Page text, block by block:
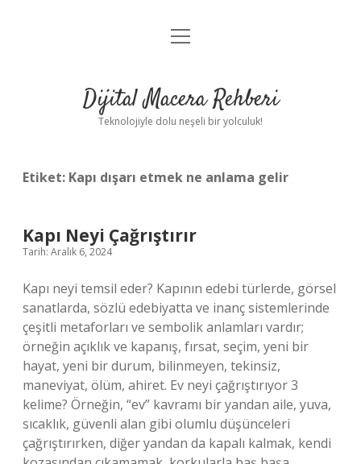
Anasayfa
Yasal Uyarı
menüyü
Dijital Macera Rehberi
Teknolojiyle dolu neşeli bir yolculuk!
Etiket: Kapı dışarı etmek ne anlama gelir
Kapı Neyi Çağrıştırır
Tarih: Aralık 6, 2024
Kapı neyi temsil eder? Kapının edebi türlerde, görsel
sanatlarda, sözlü edebiyatta ve inanç sistemlerinde
çeşitli metaforları ve sembolik anlamları vardır;
örneğin açıklık ve kapanış, fırsat, seçim, yeni bir
hayat, yeni bir durum, bilinmeyen, tekinsiz,
maneviyat, ölüm, ahiret. Ev neyi çağrıştırıyor 3
kelime? Örneğin, “ev” kavramı bir yandan aile, yuva,
sıcaklık, güvenli alan gibi olumlu düşünceleri
çağrıştırırken, diğer yandan da kapalı kalmak, kendi